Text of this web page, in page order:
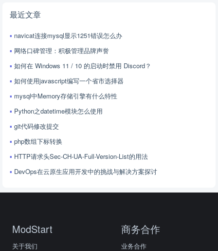
最近文章
navicat连接mysql显示1251错误怎么办
网络口碑管理：积极管理品牌声誉
如何在 Windows 11 / 10 的启动时禁用 Discord？
如何使用javascript编写一个省市选择器
mysql中Memory存储引擎有什么特性
Python之datetime模块怎么使用
git代码修改提交
php数组下标转换
HTTP请求头Sec-CH-UA-Full-Version-List的用法
DevOps在云原生应用开发中的挑战与解决方案探讨
ModStart
关于我们
商务合作
业务合作